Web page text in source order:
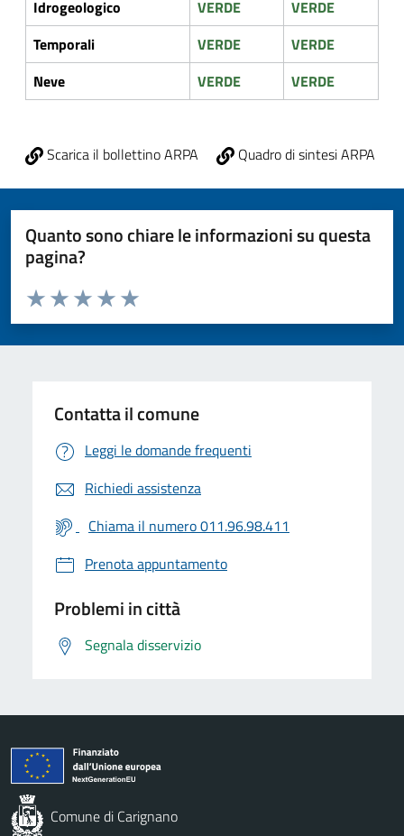
Idrogeologico
VERDE
VERDE
Temporali
VERDE
VERDE
Neve
VERDE VERDE
Scarica il bollettino ARPA Quadro di sintesi ARPA
Quanto sono chiare le informazioni su questa
pagina?
Valuta da 1 a 5 stelle la pagina
Valuta 5 stelle su 5
Valuta 4 stelle su 5
Valuta 3 stelle su 5
Valuta 2 stelle su 5
Valuta 1 stelle su 5
Contatta il comune
Leggi le domande frequenti
Richiedi assistenza
Chiama il numero 011.96.98.411
Prenota appuntamento
Problemi in città
Segnala disservizio
Comune di Carignano